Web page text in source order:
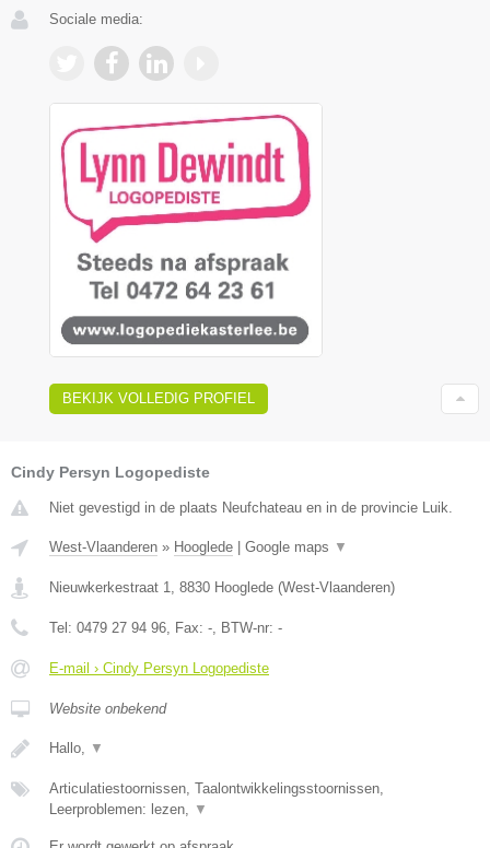
Sociale media:
BEKIJK VOLLEDIG PROFIEL
Cindy Persyn Logopediste
Niet gevestigd in de plaats Neufchateau en in de provincie Luik.
West-Vlaanderen » Hooglede | Google maps ▼
Nieuwkerkestraat 1 8830 Hooglede (West-Vlaanderen)
Tel: 0479 27 94 96 , Fax: - , BTW-nr: -
E-mail › Cindy Persyn Logopediste
Website onbekend
Hallo, ▼
Articulatiestoornissen, Taalontwikkelingsstoornissen,
Leerproblemen: lezen,
▼